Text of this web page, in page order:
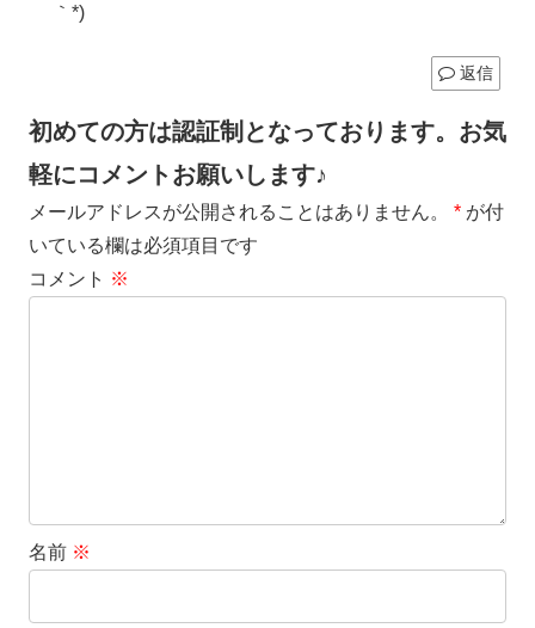
｀*)
返信
初めての方は認証制となっております。お気
軽にコメントお願いします♪
メールアドレスが公開されることはありません。 * が付
いている欄は必須項目です
コメント ※
名前 ※